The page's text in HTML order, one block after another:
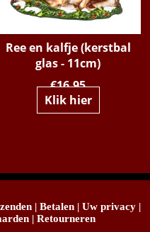
Ree en kalfje (kerstbal
glas - 11cm)
€16.95
Klik hier
| Betalen | Uw privacy |
| Retourneren